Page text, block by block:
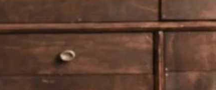
Tyler Moore